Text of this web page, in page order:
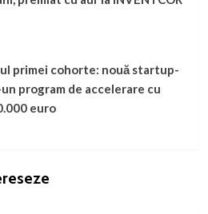
primei cohorte: nouă startup-
program de accelerare cu
euro